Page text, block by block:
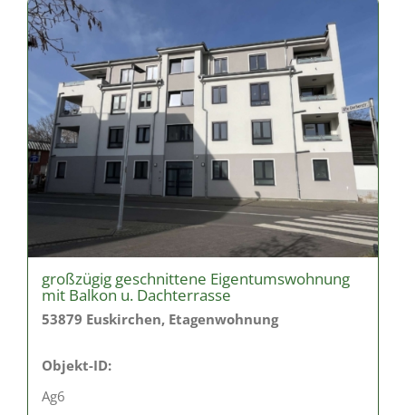
großzügig geschnittene Eigentumswohnung
mit Balkon u. Dachterrasse
53879 Euskirchen, Etagenwohnung
Objekt-ID:
Ag6